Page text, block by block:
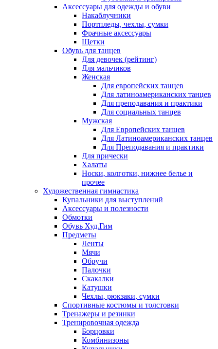
Аксессуары для одежды и обуви
Накаблучники
Портпледы, чехлы, сумки
Фрачные аксессуары
Щетки
Обувь для танцев
Для девочек (рейтинг)
Для мальчиков
Женская
Для европейских танцев
Для латиноамериканских танцев
Для преподавания и практики
Для социальных танцев
Мужская
Для Европейских танцев
Для Латиноамериканских танцев
Для Преподавания и практики
Для прически
Халаты
Носки, колготки, нижнее белье и
прочее
Художественная гимнастика
Купальники для выступлений
Аксессуары и полезности
Обмотки
Обувь Худ.Гим
Предметы
Ленты
Мячи
Обручи
Палочки
Скакалки
Катушки
Чехлы, рюкзаки, сумки
Спортивные костюмы и толстовки
Тренажеры и резинки
Тренировочная одежда
Борцовки
Комбинизоны